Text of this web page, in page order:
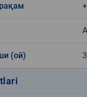
(ой)